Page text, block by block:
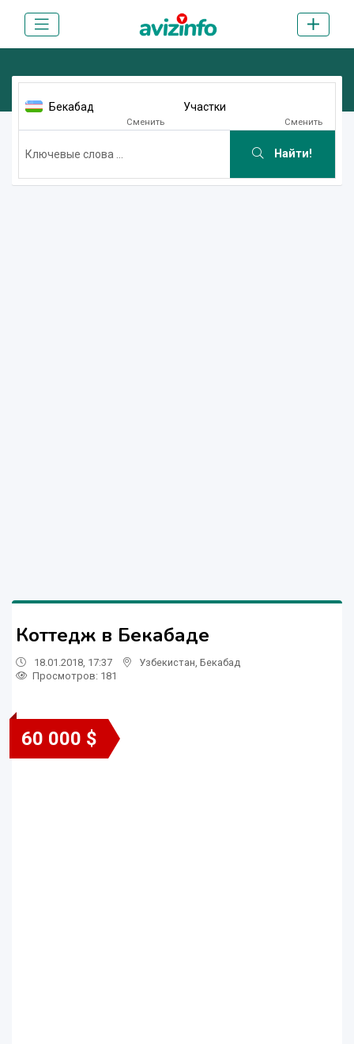
Бекабад
Сменить
Участки
Сменить
Найти!
Коттедж в Бекабаде
18.01.2018, 17:37 Узбекистан Бекабад
Просмотров: 181
60 000 $